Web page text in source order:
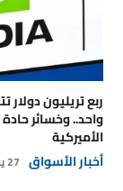
واحد.. وخسائر
الأميركية
أخبار الأسواق 27 يوليو 2026